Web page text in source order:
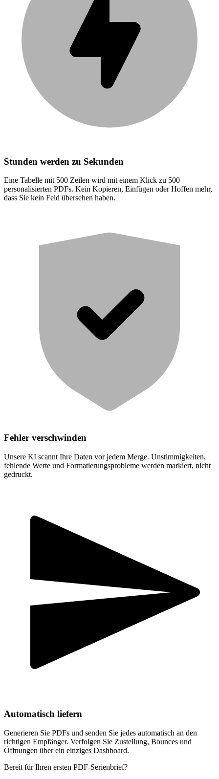
Stunden werden zu Sekunden
Eine Tabelle mit 500 Zeilen wird mit einem Klick zu 500
personalisierten PDFs. Kein Kopieren, Einfügen oder Hoffen mehr,
dass Sie kein Feld übersehen haben.
Fehler verschwinden
Unsere KI scannt Ihre Daten vor jedem Merge. Unstimmigkeiten,
fehlende Werte und Formatierungsprobleme werden markiert, nicht
gedruckt.
Automatisch liefern
Generieren Sie PDFs und senden Sie jedes automatisch an den
richtigen Empfänger. Verfolgen Sie Zustellung, Bounces und
Öffnungen über ein einziges Dashboard.
Bereit für Ihren ersten PDF-Serienbrief?